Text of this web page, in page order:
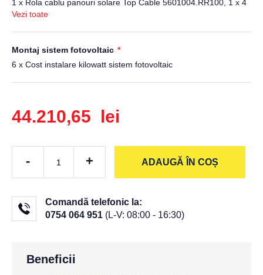
14 x Clema Zonetec ZS-49-K-4 pentru fixarea cablului solar pe
1 x Rola cablu panouri solare Top Cable 5601004.RR100, 1 x 4
mmp, rosu, 100 m, PV H1Z2Z2-K, 1500V
sisteme fotovoltaice
Vezi toate
Montaj sistem fotovoltaic
6 x Cost instalare kilowatt sistem fotovoltaic
44.210,65 lei
- + ADAUGĂ ÎN COȘ
Comandă telefonic la:
0754 064 951 (L-V: 08:00 - 16:30)
Beneficii